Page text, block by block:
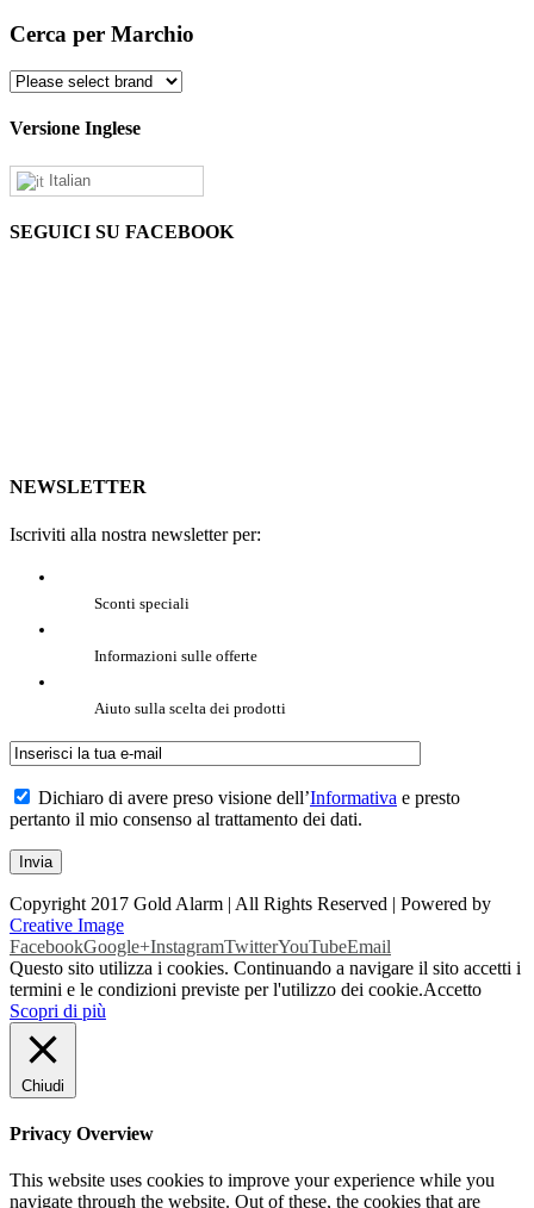
Cerca per Marchio
Versione Inglese
Italian
SEGUICI SU FACEBOOK
NEWSLETTER
Iscriviti alla nostra newsletter per:
Sconti speciali
Informazioni sulle offerte
Aiuto sulla scelta dei prodotti
Dichiaro di avere preso visione dell’Informativa e presto
pertanto il mio consenso al trattamento dei dati.
Copyright 2017 Gold Alarm | All Rights Reserved | Powered by
Creative Image
FacebookGoogle+InstagramTwitterYouTubeEmail
Questo sito utilizza i cookies. Continuando a navigare il sito accetti i
termini e le condizioni previste per l'utilizzo dei cookie.Accetto
Scopri di più
Chiudi
Privacy Overview
This website uses cookies to improve your experience while you
navigate through the website. Out of these, the cookies that are